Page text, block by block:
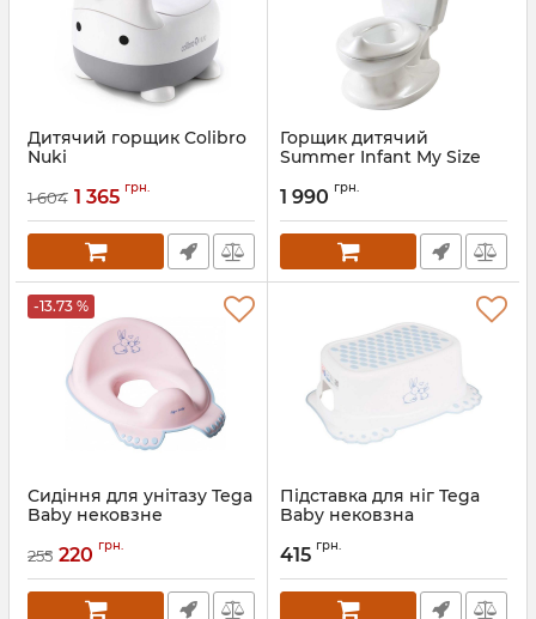
Дитячий горщик Colibro
Nuki
1 604 1 365 грн.
Горщик дитячий
Summer Infant My Size
Артикул:
1 990 грн.
-13.73 %
Сидіння для унітазу Tega
Baby нековзне
255 220 грн.
Підставка для ніг Tega
Baby нековзна
415 грн.